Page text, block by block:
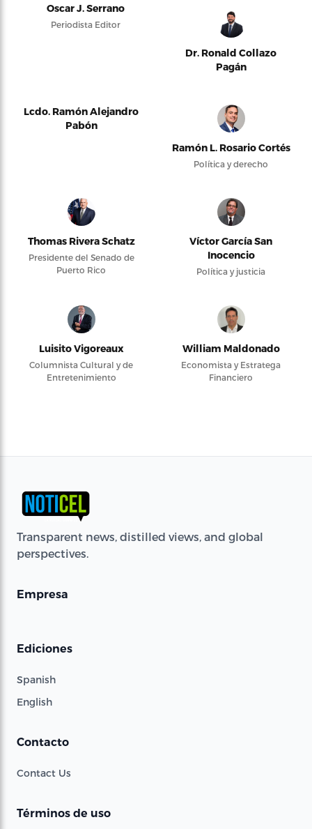
Oscar J. Serrano
Periodista Editor
Dr. Ronald Collazo
Pagán
Lcdo. Ramón Alejandro
Pabón
Ramón L. Rosario Cortés
Política y derecho
Thomas Rivera Schatz
Presidente del Senado de
Puerto Rico
Víctor García San
Inocencio
Política y justicia
Luisito Vigoreaux
Columnista Cultural y de
Entretenimiento
William Maldonado
Economista y Estratega
Financiero
Transparent news, distilled views, and global
perspectives.
Empresa
Ediciones
Spanish
English
Contacto
Contact Us
Términos de uso